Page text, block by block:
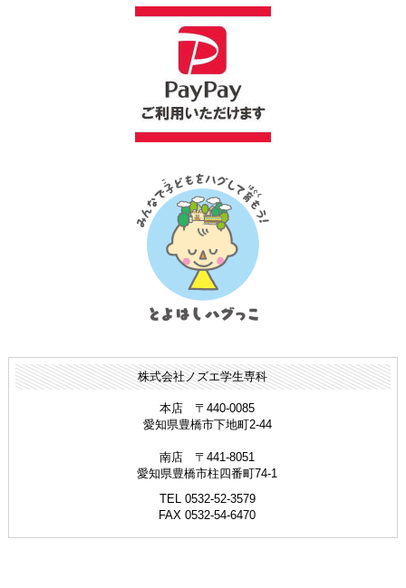
株式会社ノズエ学生専科
本店 〒440-0085
愛知県豊橋市下地町2-44
南店 〒441-8051
愛知県豊橋市柱四番町74-1
TEL 0532-52-3579
FAX 0532-54-6470